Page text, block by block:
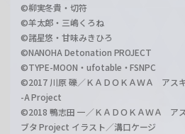
©柳実冬貴・切符
©羊太郎・三嶋くろね
©諸星悠・甘味みきひろ
©NANOHA Detonation PROJECT
©TYPE-MOON・ufotable・FSNPC
©2017 川原 礫／ＫＡＤＯＫＡＷＡ アス
-A Project
©2018 鴨志田 一／ＫＡＤＯＫＡＷＡ ア
ブタ Project イラスト／溝口ケージ